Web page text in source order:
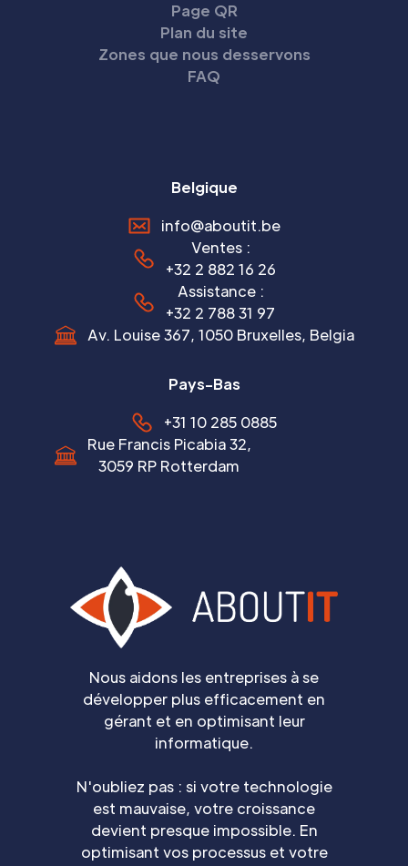
Nous aidons les entreprises à se
développer plus efficacement en
gérant et en optimisant leur
informatique.
N'oubliez pas : si votre technologie
est mauvaise, votre croissance
devient presque impossible. En
optimisant vos processus et votre
Page QR
Plan du site
Zones que nous desservons
FAQ
Belgique
info@aboutit.be
Ventes :
+32 2 882 16 26
Assistance :
+32 2 788 31 97
Av. Louise 367, 1050 Bruxelles, Belgia
Pays-Bas
+31 10 285 0885
Rue Francis Picabia 32,
3059 RP Rotterdam